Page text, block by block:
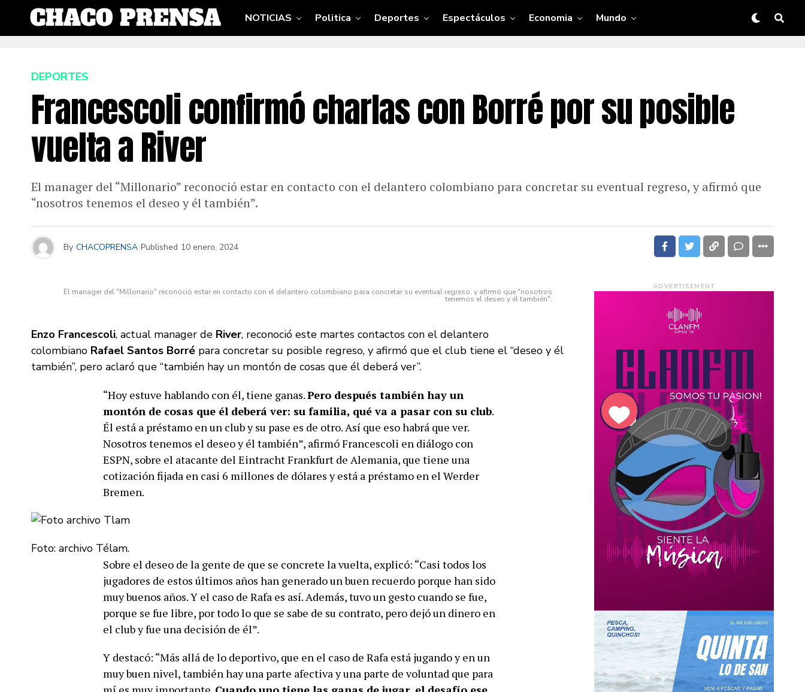
NOTICIAS Politica Deportes Espectáculos Economia Mundo
DEPORTES
Francescoli confirmó charlas con Borré por su posible
vuelta a River
El manager del “Millonario” reconoció estar en contacto con el delantero colombiano para concretar su eventual regreso, y afirmó que
“nosotros tenemos el deseo y él también”.
By CHACOPRENSA Published 10 enero, 2024
El manager del "Millonario" reconoció estar en contacto con el delantero colombiano para concretar su eventual regreso, y afirmó que "nosotros
tenemos el deseo y él también".
Enzo Francescoli, actual manager de River, reconoció este martes contactos con el delantero
colombiano Rafael Santos Borré para concretar su posible regreso, y afirmó que el club tiene el “deseo y él
también”, pero aclaró que “también hay un montón de cosas que él deberá ver”.
“Hoy estuve hablando con él, tiene ganas.Pero después también hay un
montón de cosas que él deberá ver: su familia, qué va a pasar con su club.
Él está a préstamo en un club y su pase es de otro. Así que eso habrá que ver.
Nosotros tenemos el deseo y él también”, afirmó Francescoli en diálogo con
ESPN, sobre el atacante del Eintracht Frankfurt de Alemania, que tiene una
cotización fijada en casi 6 millones de dólares y está a préstamo en el Werder
Bremen.
Foto: archivo Télam.
Sobre el deseo de la gente de que se concrete la vuelta, explicó: “Casi todos los
jugadores de estos últimos años han generado un buen recuerdo porque han sido
muy buenos años. Y el caso de Rafa es así. Además, tuvo un gesto cuando se fue,
porque se fue libre, por todo lo que se sabe de su contrato, pero dejó un dinero en
el club y fue una decisión de él”.
Y destacó: “Más allá de lo deportivo, que en el caso de Rafa está jugando y en un
muy buen nivel, también hay una parte afectiva y una parte de voluntad que para
ADVERTISEMENT